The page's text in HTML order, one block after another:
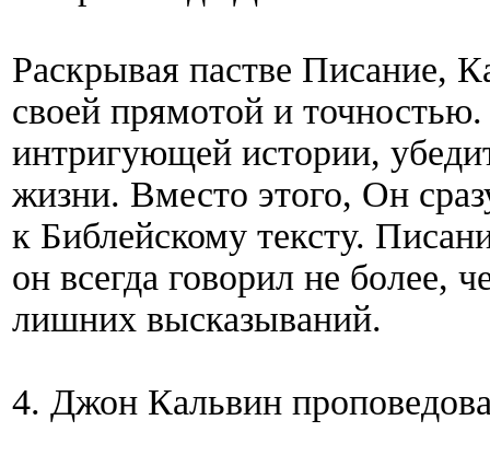
Раскрывая пастве Писание,
своей прямотой и
интригующей истории,
жизни. Вместо этого, Он
к Библейскому тексту.
он всегда говорил не более,
лишних высказываний.
4. Джон Кальвин